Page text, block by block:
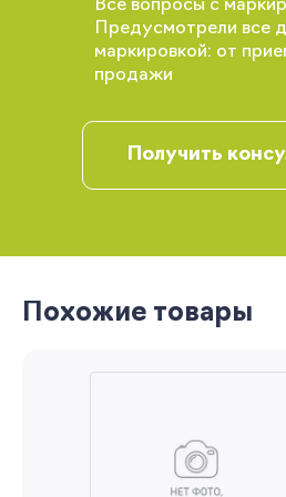
Все вопросы с
Предусмотрели все
маркировкой: от
продажи
Получить
Похожие товары
Вы сможете
заказов и получать
Запомнить меня